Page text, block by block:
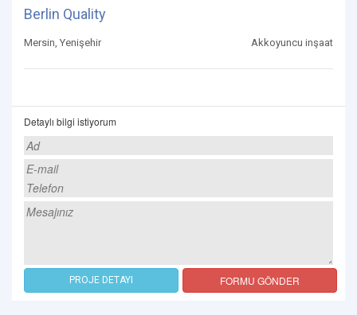
Berlin Quality
Mersin, Yenişehir Akkoyuncu inşaat
Detaylı bilgi istiyorum
PROJE DETAYI FORMU GÖNDER